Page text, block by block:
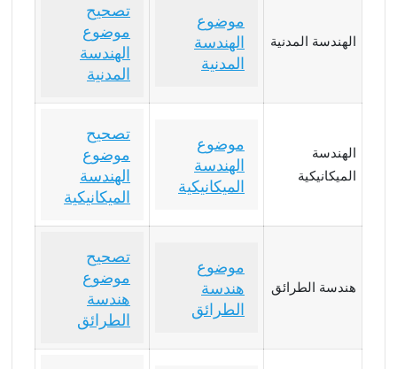
الهندسة المدنية
موضوع
الهندسة
المدنية
تصحيح
موضوع
الهندسة
المدنية
الهندسة
الميكانيكية
موضوع
الهندسة
الميكانيكية
تصحيح
موضوع
الهندسة
الميكانيكية
هندسة الطرائق
موضوع
هندسة
الطرائق
تصحيح
موضوع
هندسة
الطرائق